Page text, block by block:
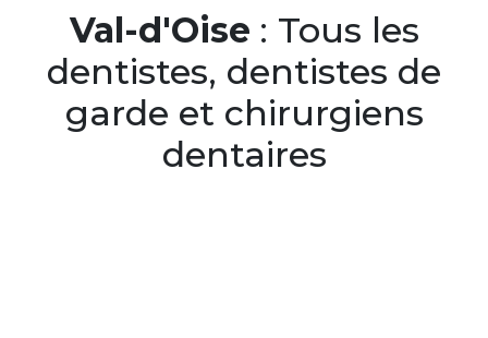
Val-d'Oise : Tous les
dentistes, dentistes de
garde et chirurgiens
dentaires